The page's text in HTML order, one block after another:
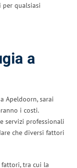
per qualsiasi
a
Apeldoorn, sarai
i costi.
servizi professionali
che diversi fattori
tra cui la